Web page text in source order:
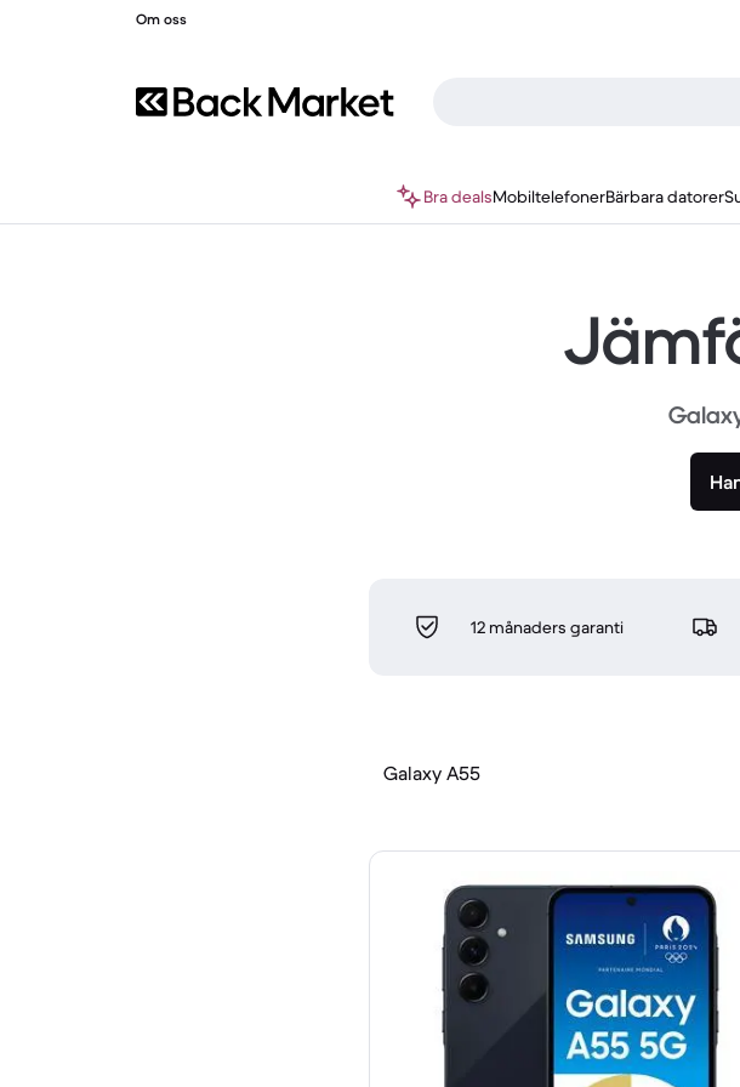
Om oss
Bra dealsMobiltelefonerBärbara datorer
12 månaders garanti
Galaxy A55